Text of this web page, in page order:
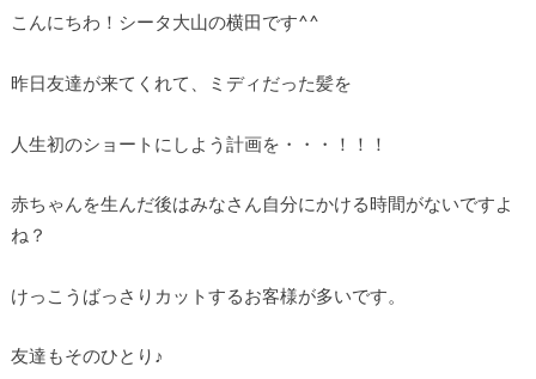
こんにちわ！シータ大山の横田です^^
昨日友達が来てくれて、ミディだった髪を
人生初のショートにしよう計画を・・・！！！
赤ちゃんを生んだ後はみなさん自分にかける時間がないですよ
ね？
けっこうばっさりカットするお客様が多いです。
友達もそのひとり♪